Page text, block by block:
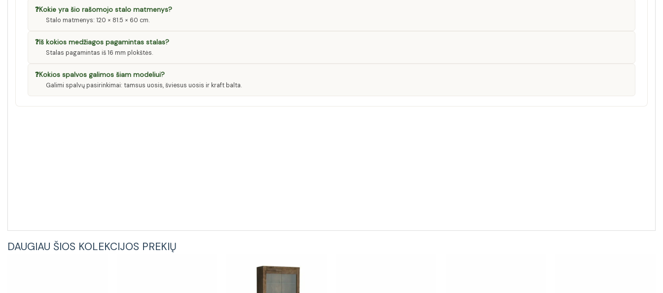
❓Kokie yra šio rašomojo stalo matmenys?
Stalo matmenys: 120 × 81.5 × 60 cm.
❓Iš kokios medžiagos pagamintas stalas?
Stalas pagamintas iš 16 mm plokštės.
❓Kokios spalvos galimos šiam modeliui?
Galimi spalvų pasirinkimai: tamsus uosis, šviesus uosis ir kraft balta.
DAUGIAU ŠIOS KOLEKCIJOS PREKIŲ